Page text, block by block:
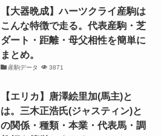
【大器晩成】ハーツクライ産駒は
こんな特徴で走る。代表産駒・芝
ダート・距離・母父相性を簡単に
まとめ。
産駒データ 3871
【エリカ】唐澤絵里加(馬主)と
は。三木正浩氏(ジャスティン)と
の関係・種類・本業・代表馬・調